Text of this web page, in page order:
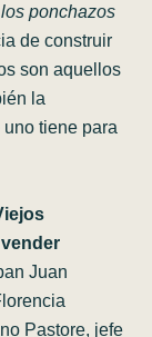
ponchazos
de construir
son aquellos
la
tiene para
Juan
Pastore, jefe